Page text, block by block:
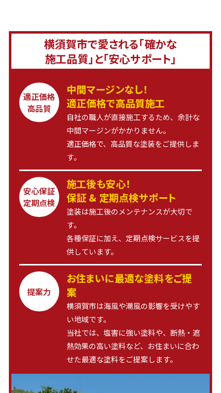
横須賀市で愛される「確かな
施工品質」と「安心サポート」
適正価格
高品質
中間マージンなし！
適正価格で高品質施工
自社の職人が直接施工するため、余計な
中間マージンがかかりません。
適正価格で、高品質な塗装をご提供しま
す。
安心保証
定期点検
施工後も安心！
保証 & 定期点検サポート
塗装は施工後のメンテナンスが大切で
す。
各種保証に加え、定期点検サービスを提
供しています。
提案力
お住まいに最適な塗料をご提
案
横須賀市は海風や潮風の影響を受けやす
い地域です。
当社では、塩害に強い塗料や、断熱・遮
熱効果の高い塗料など、お住まいに合わ
せた最適な塗料をご提案します。